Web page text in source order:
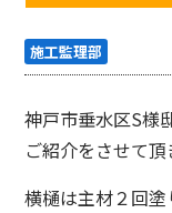
施工監理部
神戸市垂水区S様
ご紹介をさせて頂
横樋は主材２回塗